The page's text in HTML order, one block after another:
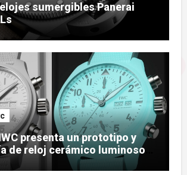
sumergibles Panerai
presenta un prototipo y
de reloj cerámico luminoso